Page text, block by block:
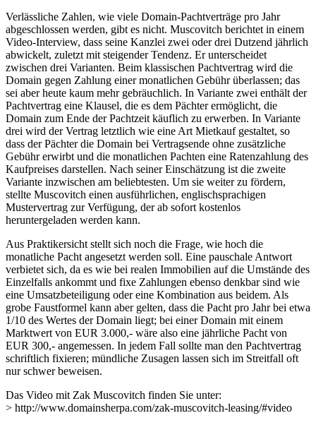
Verlässliche Zahlen, wie viele Domain-Pachtverträge pro Jahr
abgeschlossen werden, gibt es nicht. Muscovitch berichtet in einem
Video-Interview, dass seine Kanzlei zwei oder drei Dutzend jährlich
abwickelt, zuletzt mit steigender Tendenz. Er unterscheidet
zwischen drei Varianten. Beim klassischen Pachtvertrag wird die
Domain gegen Zahlung einer monatlichen Gebühr überlassen; das
sei aber heute kaum mehr gebräuchlich. In Variante zwei enthält der
Pachtvertrag eine Klausel, die es dem Pächter ermöglicht, die
Domain zum Ende der Pachtzeit käuflich zu erwerben. In Variante
drei wird der Vertrag letztlich wie eine Art Mietkauf gestaltet, so
dass der Pächter die Domain bei Vertragsende ohne zusätzliche
Gebühr erwirbt und die monatlichen Pachten eine Ratenzahlung des
Kaufpreises darstellen. Nach seiner Einschätzung ist die zweite
Variante inzwischen am beliebtesten. Um sie weiter zu fördern,
stellte Muscovitch einen ausführlichen, englischsprachigen
Mustervertrag zur Verfügung, der ab sofort kostenlos
heruntergeladen werden kann.
Aus Praktikersicht stellt sich noch die Frage, wie hoch die
monatliche Pacht angesetzt werden soll. Eine pauschale Antwort
verbietet sich, da es wie bei realen Immobilien auf die Umstände des
Einzelfalls ankommt und fixe Zahlungen ebenso denkbar sind wie
eine Umsatzbeteiligung oder eine Kombination aus beidem. Als
grobe Faustformel kann aber gelten, dass die Pacht pro Jahr bei etwa
1/10 des Wertes der Domain liegt; bei einer Domain mit einem
Marktwert von EUR 3.000,- wäre also eine jährliche Pacht von
EUR 300,- angemessen. In jedem Fall sollte man den Pachtvertrag
schriftlich fixieren; mündliche Zusagen lassen sich im Streitfall oft
nur schwer beweisen.
Das Video mit Zak Muscovitch finden Sie unter:
> http://www.domainsherpa.com/zak-muscovitch-leasing/#video